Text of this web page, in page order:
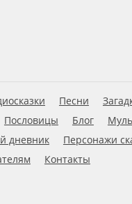
Песни
Пословицы Блог
дневник
Персонажи
Контакты